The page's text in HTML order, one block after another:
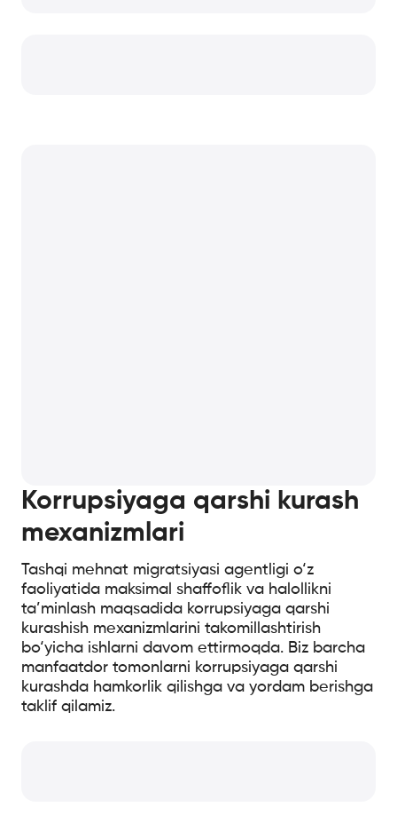
Korrupsiyaga qarshi kurash
mexanizmlari
Tashqi mehnat migratsiyasi agentligi o‘z
faoliyatida maksimal shaffoflik va halollikni
ta’minlash maqsadida korrupsiyaga qarshi
kurashish mexanizmlarini takomillashtirish
bo‘yicha ishlarni davom ettirmoqda. Biz barcha
manfaatdor tomonlarni korrupsiyaga qarshi
kurashda hamkorlik qilishga va yordam berishga
taklif qilamiz.